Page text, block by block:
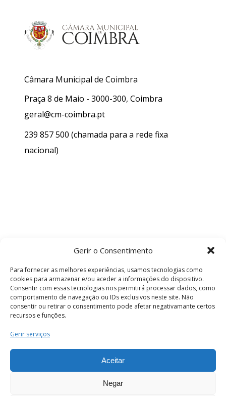
Gerir o Consentimento
Para fornecer as melhores experiências, usamos tecnologias como
cookies para armazenar e/ou aceder a informações do dispositivo.
Consentir com essas tecnologias nos permitirá processar dados, como
comportamento de navegação ou IDs exclusivos neste site. Não
consentir ou retirar o consentimento pode afetar negativamante certos
recursos e funções.
Gerir serviços
Aceitar
Negar
Câmara Municipal de Coimbra
Praça 8 de Maio - 3000-300, Coimbra
geral@cm-coimbra.pt
239 857 500 (chamada para a rede fixa
nacional)
Termos e Condições
os direitos reservados.